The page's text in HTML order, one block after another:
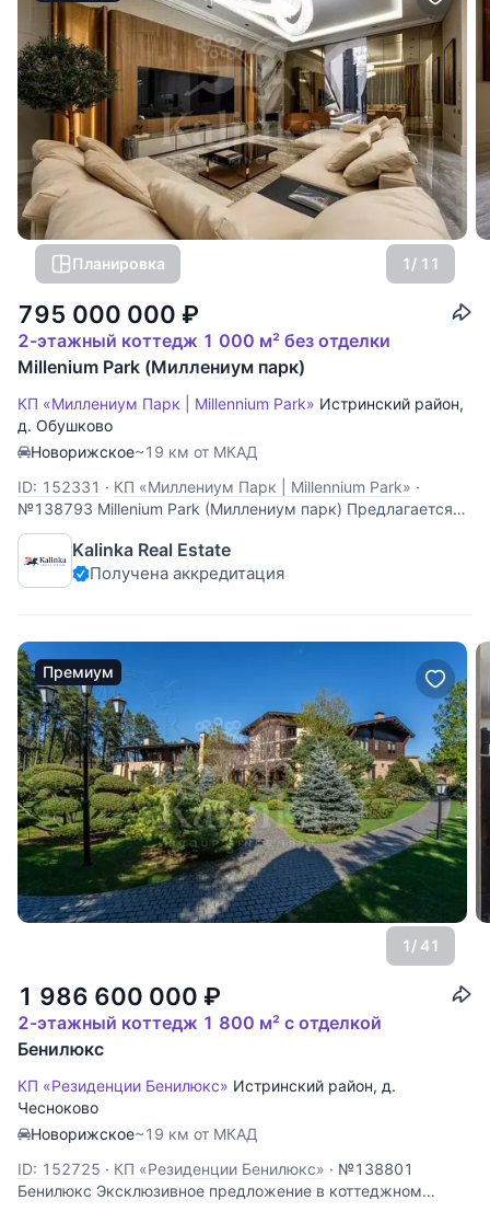
Планировка 1/ 11
795 000 000 ₽
2-этажный коттедж 1 000 м² без отделки
Millenium Park (Миллениум парк)
КП «Миллениум Парк | Millennium Park» Истринский район,
д. Обушково
Новорижское~19 км от МКАД
ID: 152331 · КП «Миллениум Парк | Millennium Park» ·
№138793 Millenium Park (Миллениум парк) Предлагается
на продажу новый, современный особняк площадью 1 000
кв.м. на участке 15 соток в элитном охраняемом поселке
Миллениум парк. В планировке предусмотрено 5 спален с
Kalinka Real Estate
Получена аккредитация
Премиум
1/ 41
1 986 600 000 ₽
2-этажный коттедж 1 800 м² с отделкой
Бенилюкс
КП «Резиденции Бенилюкс» Истринский район, д.
Чесноково
Новорижское~19 км от МКАД
ID: 152725 · КП «Резиденции Бенилюкс» · №138801
Бенилюкс Эксклюзивное предложение в коттеджном